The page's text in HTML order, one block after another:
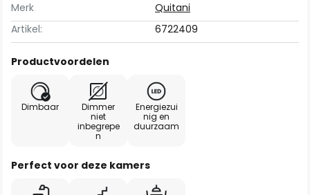
Merk
Quitani
Artikel:
6722409
Productvoordelen
Dimbaar
Dimmer
niet
inbegrepe
n
Energiezui
nig en
duurzaam
Perfect voor deze kamers